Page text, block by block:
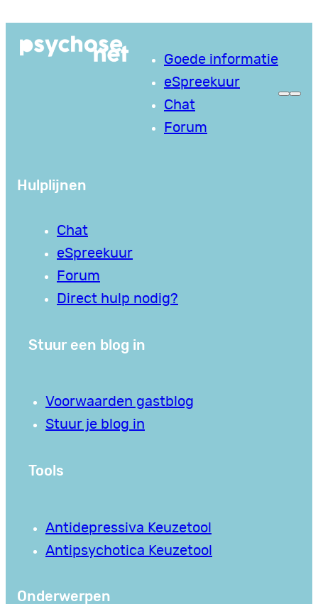
naar
Goede informatie
eSpreekuur
Chat
Forum
Hulplijnen
Chat
eSpreekuur
Forum
Direct hulp nodig?
Stuur een blog in
Voorwaarden gastblog
Stuur je blog in
Tools
Antidepressiva Keuzetool
Antipsychotica Keuzetool
Onderwerpen